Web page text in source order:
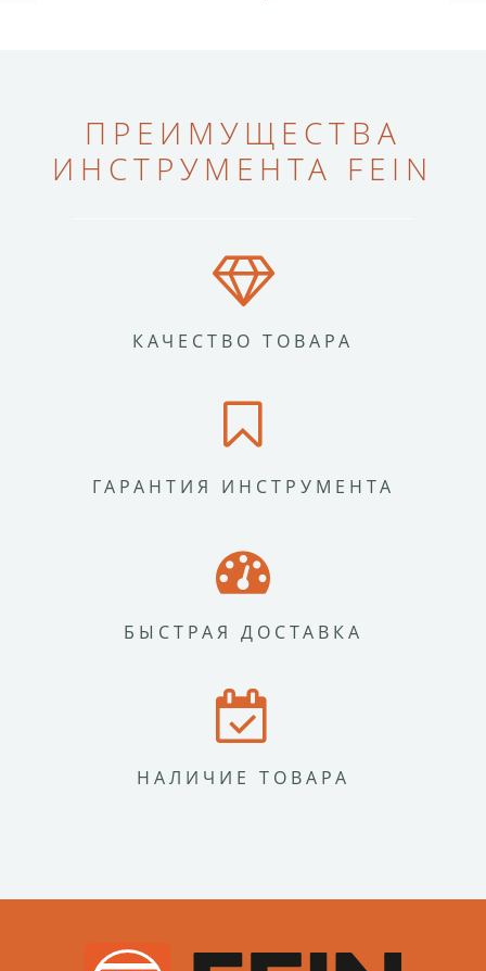
ПРЕИМУЩЕСТВА
ИНСТРУМЕНТА FEIN
КАЧЕСТВО ТОВАРА
ГАРАНТИЯ ИНСТРУМЕНТА
БЫСТРАЯ ДОСТАВКА
НАЛИЧИЕ ТОВАРА